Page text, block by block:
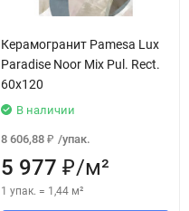
Керамогранит Pamesa Lux
Paradise Noor Mix Pul. Rect.
60x120
В наличии
8 606,88 ₽ /упак.
5 977 ₽/м²
1 упак. = 1,44 м²